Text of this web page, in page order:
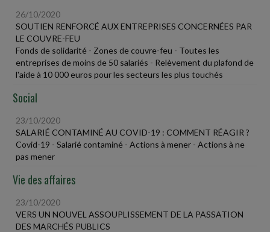
26/10/2020
SOUTIEN RENFORCÉ AUX ENTREPRISES CONCERNÉES PAR
LE COUVRE-FEU
Fonds de solidarité - Zones de couvre-feu - Toutes les
entreprises de moins de 50 salariés - Relèvement du plafond de
l'aide à 10 000 euros pour les secteurs les plus touchés
Social
23/10/2020
SALARIÉ CONTAMINÉ AU COVID-19 : COMMENT RÉAGIR ?
Covid-19 - Salarié contaminé - Actions à mener - Actions à ne
pas mener
Vie des affaires
23/10/2020
VERS UN NOUVEL ASSOUPLISSEMENT DE LA PASSATION
DES MARCHÉS PUBLICS